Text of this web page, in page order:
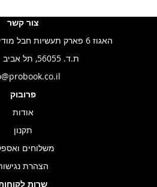
צור קשר
האגוז 6 פארק תעשיות חבל מודיעין (בתאום מראש)
ת.ד. 56055, תל אביב 6156001
פרובוק
אודות
תקנון
משלוחים
הצהרת
שרות